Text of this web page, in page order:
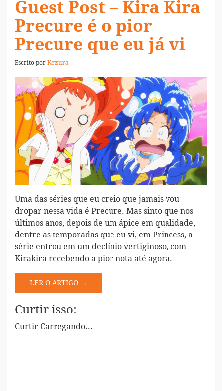
Guest Post – Kira Kira
Precure é o pior
Precure que eu já vi
Escrito porKetsura
Uma das séries que eu creio que jamais vou
dropar nessa vida é Precure. Mas sinto que nos
últimos anos, depois de um ápice em qualidade,
dentre as temporadas que eu vi, em Princess, a
série entrou em um declínio vertiginoso, com
Kirakira recebendo a pior nota até agora.
LER O ARTIGO →
Curtir isso:
Curtir Carregando...